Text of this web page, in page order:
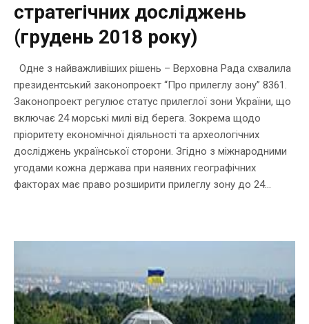
стратегічних досліджень
(грудень 2018 року)
Одне з найважливіших рішень – Верховна Рада схвалила
президентський законопроект “Про прилеглу зону” 8361.
Законопроект регулює статус прилеглої зони України, що
включає 24 морські милі від берега. Зокрема щодо
пріоритету економічної діяльності та археологічних
досліджень української сторони. Згідно з міжнародними
угодами кожна держава при наявних географічних
факторах має право розширити прилеглу зону до 24...